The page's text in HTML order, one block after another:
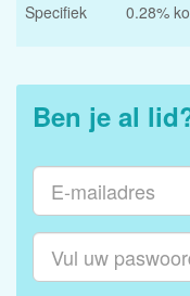
Specifiek 0.28%
Ben je al